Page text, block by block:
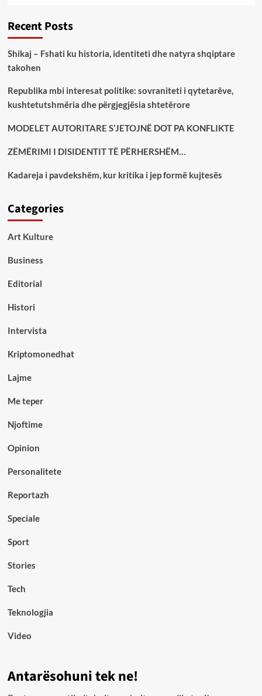
Recent Posts
Shikaj – Fshati ku historia, identiteti dhe natyra shqiptare
takohen
Republika mbi interesat politike: sovraniteti i qytetarëve,
kushtetutshmëria dhe përgjegjësia shtetërore
MODELET AUTORITARE S’JETOJNË DOT PA KONFLIKTE
ZËMËRIMI I DISIDENTIT TË PËRHERSHËM…
Kadareja i pavdekshëm, kur kritika i jep formë kujtesës
Categories
Art Kulture
Business
Editorial
Histori
Intervista
Kriptomonedhat
Lajme
Me teper
Njoftime
Opinion
Personalitete
Reportazh
Speciale
Sport
Stories
Tech
Teknologjia
Video
Antarësohuni tek ne!